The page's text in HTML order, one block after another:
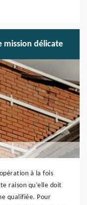
mission délicate
à la fois
raison qu’elle doit
qualifiée. Pour